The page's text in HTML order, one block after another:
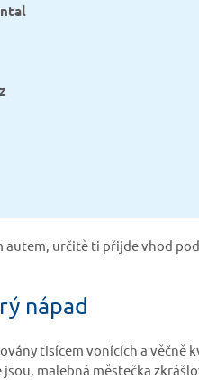
určitě ti přijde vhod
nápad
tisícem vonících a
malebná městečka